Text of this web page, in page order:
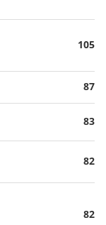
105
87
83
82
82